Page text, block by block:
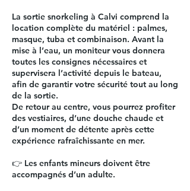
La sortie snorkeling à Calvi comprend la
location complète du matériel : palmes,
masque, tuba et combinaison. Avant la
mise à l’eau, un moniteur vous donnera
toutes les consignes nécessaires et
supervisera l’activité depuis le bateau,
afin de garantir votre sécurité tout au long
de la sortie.
De retour au centre, vous pourrez profiter
des vestiaires, d’une douche chaude et
d’un moment de détente après cette
expérience rafraîchissante en mer.
👉 Les enfants mineurs doivent être
accompagnés d’un adulte.